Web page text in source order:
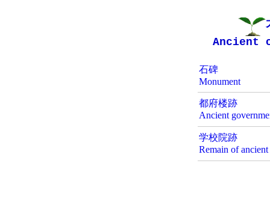
Ancient
石碑
Monument
都府楼跡
Ancient
学校院跡
Remain of